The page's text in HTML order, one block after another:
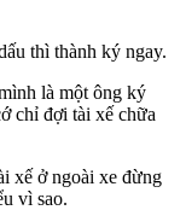
thì thành ký ngay.
là một ông ký
chỉ đợi tài xế chữa
xế ở ngoài xe đừng
vì sao.